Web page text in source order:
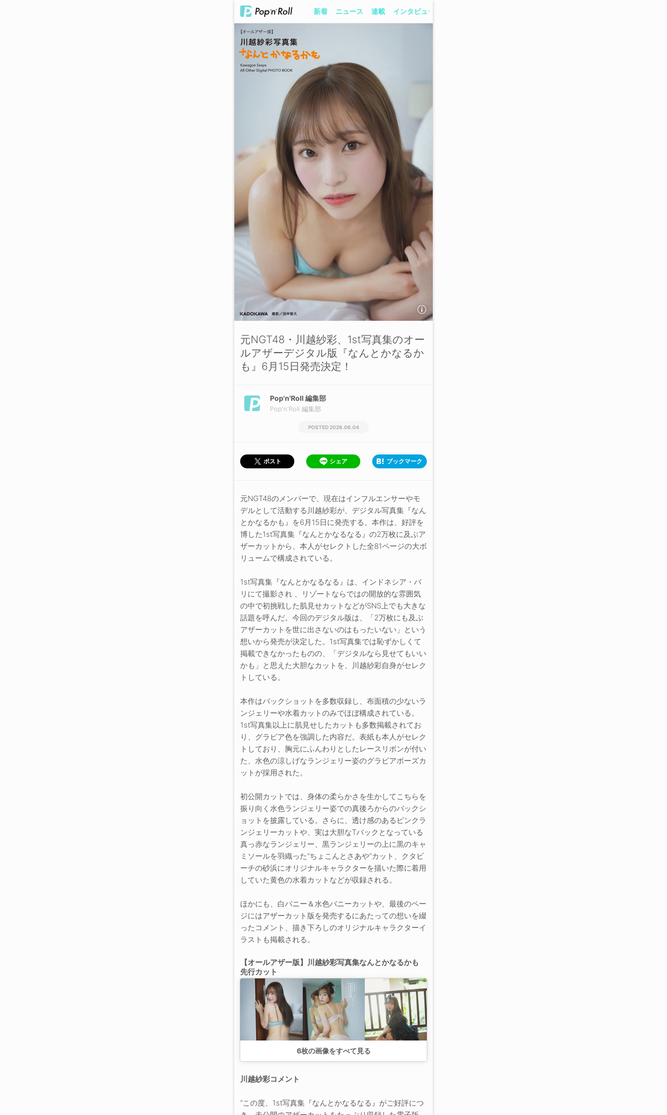
新着 ニュース 連載 インタビュー
元NGT48・川越紗彩、1st写真集のオー
ルアザーデジタル版『なんとかなるか
も』6月15日発売決定！
Pop'n'Roll 編集部
Pop'n'Roll 編集部
2026.06.04
ポスト シェア ブックマーク
元NGT48のメンバーで、現在はインフルエンサーやモ
デルとして活動する川越紗彩が、デジタル写真集『なん
とかなるかも』を6月15日に発売する。本作は、好評を
博した1st写真集『なんとかなるなる』の2万枚に及ぶア
ザーカットから、本人がセレクトした全81ページの大ボ
リュームで構成されている。
1st写真集『なんとかなるなる』は、インドネシア・バ
リにて撮影され 、リゾートならではの開放的な雰囲気
の中で初挑戦した肌見せカットなどがSNS上でも大きな
話題を呼んだ。今回のデジタル版は、「2万枚にも及ぶ
アザーカットを世に出さないのはもったいない」という
想いから発売が決定した。1st写真集では恥ずかしくて
掲載できなかったものの、「デジタルなら見せてもいい
かも」と思えた大胆なカットを、川越紗彩自身がセレク
トしている。
本作はバックショットを多数収録し、布面積の少ないラ
ンジェリーや水着カットのみでほぼ構成されている。
1st写真集以上に肌見せしたカットも多数掲載されてお
り、グラビア色を強調した内容だ。表紙も本人がセレク
トしており、胸元にふんわりとしたレースリボンが付い
た、水色の涼しげなランジェリー姿のグラビアポーズカ
ットが採用された。
初公開カットでは、身体の柔らかさを生かしてこちらを
振り向く水色ランジェリー姿での真後ろからのバックシ
ョットを披露している。さらに、透け感のあるピンクラ
ンジェリーカットや、実は大胆なTバックとなっている
真っ赤なランジェリー、黒ランジェリーの上に黒のキャ
ミソールを羽織った“ちょこんとさあや”カット、クタビ
ーチの砂浜にオリジナルキャラクターを描いた際に着用
していた黄色の水着カットなどが収録される。
ほかにも、白バニー＆水色バニーカットや、最後のペー
ジにはアザーカット版を発売するにあたっての想いを綴
ったコメント、描き下ろしのオリジナルキャラクターイ
ラストも掲載される。
【オールアザー版】川越紗彩写真集なんとかなるかも
先行カット
6枚の画像をすべて見る
川越紗彩コメント
“この度、1st写真集『なんとかなるなる』がご好評につ